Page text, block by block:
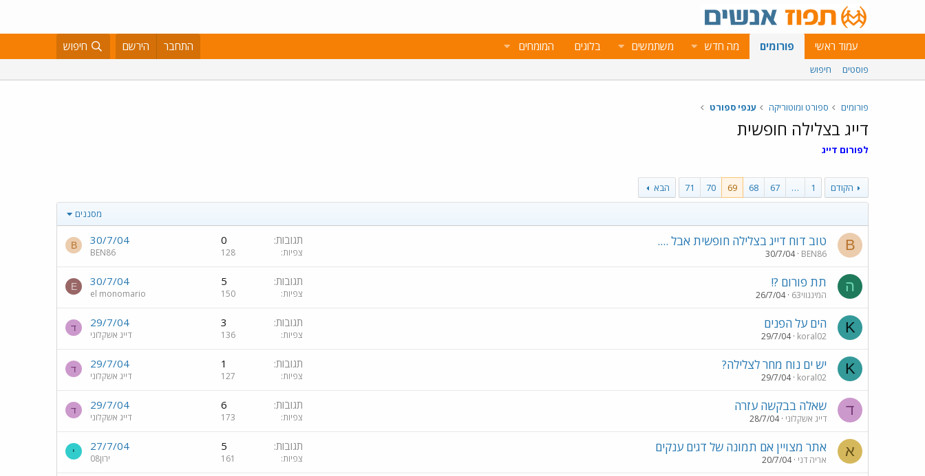
עמוד ראשי פורומים מה חדש משתמשים בלוגים המומחים התחבר הירשם חיפוש
פוסטים חיפוש
פורומים ספורט ומוטוריקה ענפי ספורט
דייג בצלילה חופשית
לפורום דייג
הקודם 1
…
67
68
69
70
71 הבא
מסננים
B טוב דוח דייג בצלילה חופשית אבל ....
BEN86
30/7/04
תגובות 0
צפיות 128
30/7/04
BEN86
B
ה תת פורום ?!
המינגווי63 26/7/04
תגובות 5
צפיות 150
30/7/04
el monomario
E
K הים על הפנים
koral02
29/7/04
תגובות 3
צפיות 136
29/7/04
דייג אשקלוני
ד
K יש ים נוח מחר לצלילה?
koral02
29/7/04
תגובות 1
צפיות 127
29/7/04
דייג אשקלוני
ד
ד שאלה בבקשה עזרה
דייג אשקלוני 28/7/04
תגובות 6
צפיות 173
29/7/04
דייג אשקלוני
ד
א אתר מצויין אם תמונה של דגים ענקים
אריה דני 20/7/04
תגובות 5
צפיות 161
27/7/04
ירון08
י